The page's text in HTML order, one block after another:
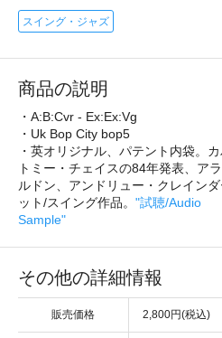
スイング・ジャズ
商品の説明
・A:B:Cvr - Ex:Ex:Vg
・Uk Bop City bop5
・英オリジナル、パテント内袋。
トミー・チェイスの84年発表、ア
ルドン、アンドリュー・クレイン
ット/スイング作品。 "試聴/Audio
Sample"
その他の詳細情報
販売価格 2,800円(税込)